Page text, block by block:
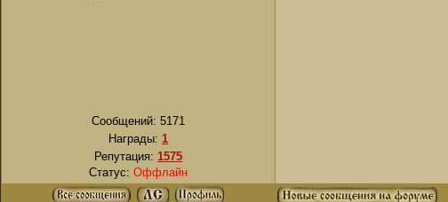
Сообщений: 5171
Награды: 1
Репутация: 1575
Статус: Оффлайн